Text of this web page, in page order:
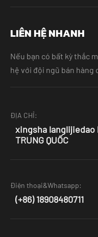
LIÊN HỆ NHANH
Nếu bạn có bất kỳ thắc
hệ với đội ngũ bán hàng
ĐỊA CHỈ:
xingsha langlijiedao
TRUNG QUỐC
Điện thoại&Whatsapp:
(+86) 18908480711